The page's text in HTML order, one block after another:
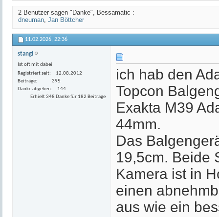
2 Benutzer sagen "Danke", Bessamatic :
dneuman, Jan Böttcher
11.02.2026, 22:36
stangl
Ist oft mit dabei
Registriert seit
12.08.2012
Beiträge
395
Danke abgeben
144
Erhielt 348 Danke für 182 Beiträge
ich hab den
Topcon
Exakta M39
44mm.
Das
19,5cm. Beide
Kamera ist in
einen
aus wie ein